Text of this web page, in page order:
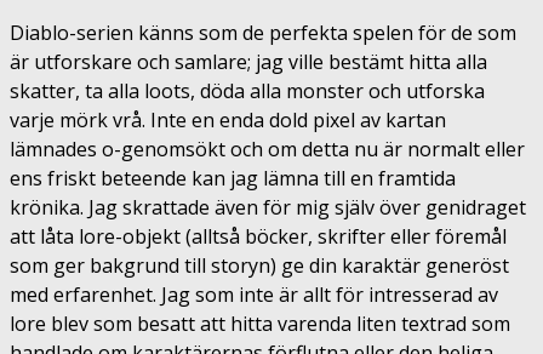
Diablo-serien känns som de perfekta spelen för de som
är utforskare och samlare; jag ville bestämt hitta alla
skatter, ta alla loots, döda alla monster och utforska
varje mörk vrå. Inte en enda dold pixel av kartan
lämnades o-genomsökt och om detta nu är normalt eller
ens friskt beteende kan jag lämna till en framtida
krönika. Jag skrattade även för mig själv över genidraget
att låta lore-objekt (alltså böcker, skrifter eller föremål
som ger bakgrund till storyn) ge din karaktär generöst
med erfarenhet. Jag som inte är allt för intresserad av
lore blev som besatt att hitta varenda liten textrad som